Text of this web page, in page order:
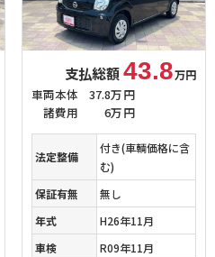
支払総額43.8万円
車両本体
37.8万円
諸費用
6万円
法定整備
付き(車輌価格に含
む)
保証有無
無し
年式
H26年11月
車検
R09年11月